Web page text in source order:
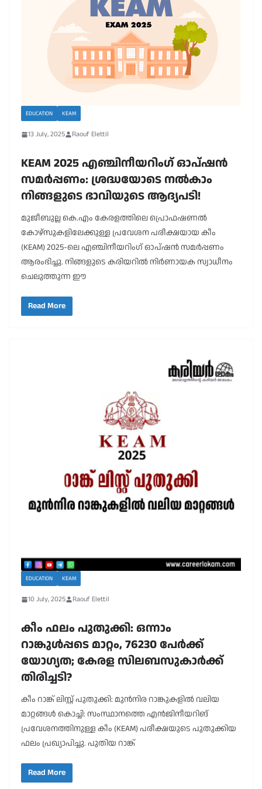
EDUCATION KEAM
13 July, 2025 Raouf Elettil
KEAM 2025 എഞ്ചിനീയറിംഗ് ഓപ്ഷൻ
സമർപ്പണം: ശ്രദ്ധയോടെ നൽകാം
നിങ്ങളുടെ ഭാവിയുടെ ആദ്യപടി!
മുജീബുല്ല കെ.എം കേരളത്തിലെ പ്രൊഫഷണൽ
കോഴ്സുകളിലേക്കുള്ള പ്രവേശന പരീക്ഷയായ കീം
(KEAM) 2025-ലെ എഞ്ചിനീയറിംഗ് ഓപ്ഷൻ സമർപ്പണം
ആരംഭിച്ചു. നിങ്ങളുടെ കരിയറിൽ നിർണായക സ്വാധീനം
ചെലുത്തുന്ന ഈ
Read More
EDUCATION KEAM
10 July, 2025 Raouf Elettil
കീം ഫലം പുതുക്കി: ഒന്നാം
റാങ്കുൾപ്പടെ മാറ്റം, 76230 പേർക്ക്
യോഗ്യത; കേരള സിലബസുകാർക്ക്
തിരിച്ചടി?
കീം റാങ്ക് ലിസ്റ്റ് പുതുക്കി: മുൻനിര റാങ്കുകളിൽ വലിയ
മാറ്റങ്ങൾ കൊച്ചി: സംസ്ഥാനത്തെ എൻജിനീയറിങ്
പ്രവേശനത്തിനുള്ള കീം (KEAM) പരീക്ഷയുടെ പുതുക്കിയ
ഫലം പ്രഖ്യാപിച്ചു. പുതിയ റാങ്ക്
Read More